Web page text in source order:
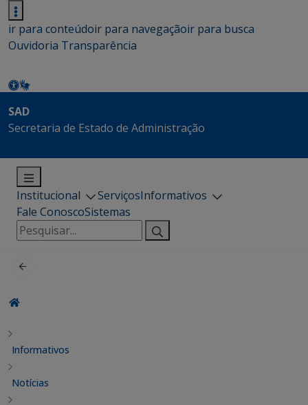
ir para conteúdoir para navegaçãoir para busca
Ouvidoria Transparência
SAD
Secretaria de Estado de Administração
Institucional ServiçosInformativos
Fale ConoscoSistemas
Pesquisar
por:
Informativos
Notícias